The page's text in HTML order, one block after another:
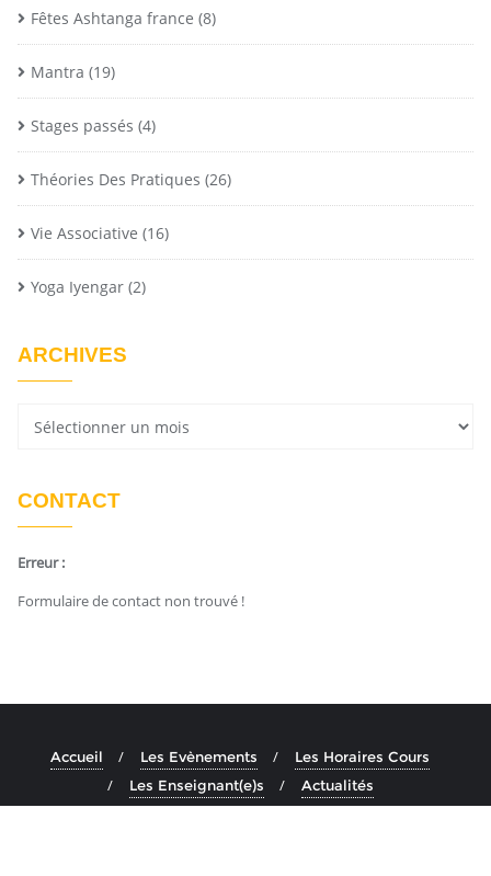
Fêtes Ashtanga france (8)
Mantra (19)
Stages passés (4)
Théories Des Pratiques (26)
Vie Associative (16)
Yoga Iyengar (2)
ARCHIVES
CONTACT
Erreur :
Formulaire de contact non trouvé !
Accueil Les Evènements
Les Horaires Cours
Les Enseignant(e)s
Actualités